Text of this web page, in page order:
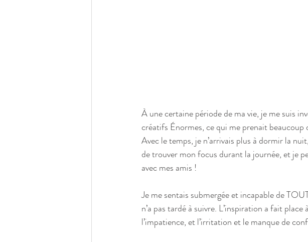
À une certaine période de ma vie, je me suis
créatifs Énormes, ce qui me prenait
Avec le temps, je n’arrivais plus à dormir la
de trouver mon focus durant la journée, et je
avec mes amis !
Je me sentais submergée et incapable de
n’a pas tardé à suivre. L’inspiration a fait
l’impatience, et l’irritation et le manque de